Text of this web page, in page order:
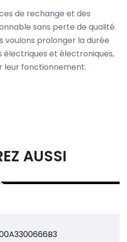
de rechange et des
sans perte de qualité.
voulons prolonger la durée
électriques et électroniques,
leur fonctionnement.
AUSSI